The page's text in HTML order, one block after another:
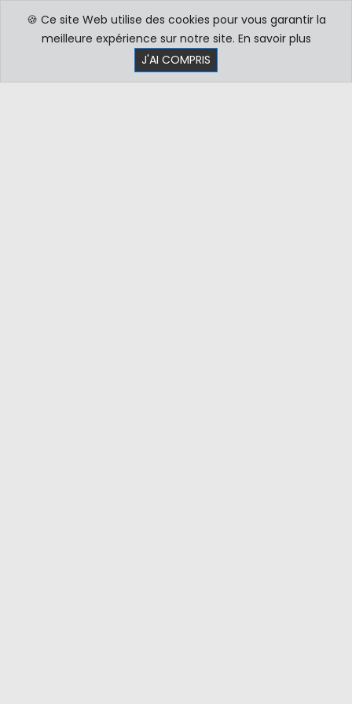
🍪 Ce site Web utilise des cookies pour vous garantir la
meilleure expérience sur notre site. En savoir plus
J'AI COMPRIS